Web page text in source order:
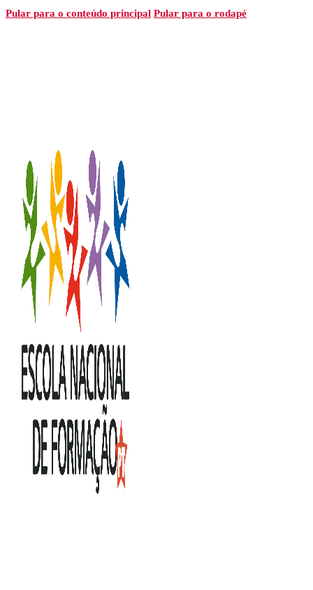
Pular para o conteúdo principal Pular para o rodapé